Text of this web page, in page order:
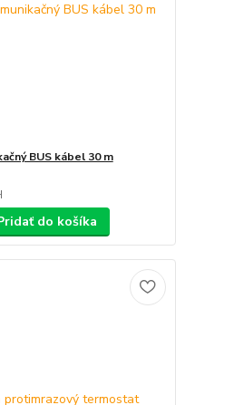
BUS kábel 30 m
do košíka